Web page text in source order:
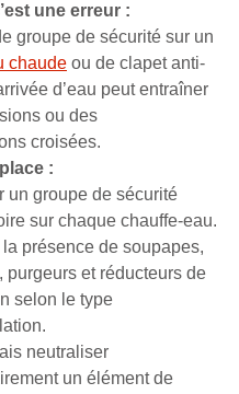
une erreur :
groupe de sécurité sur un
chaude ou de clapet anti-
d’eau peut entraîner
ou des
croisées.
:
un groupe de sécurité
sur chaque chauffe-eau.
présence de soupapes,
purgeurs et réducteurs de
selon le type
neutraliser
un élément de